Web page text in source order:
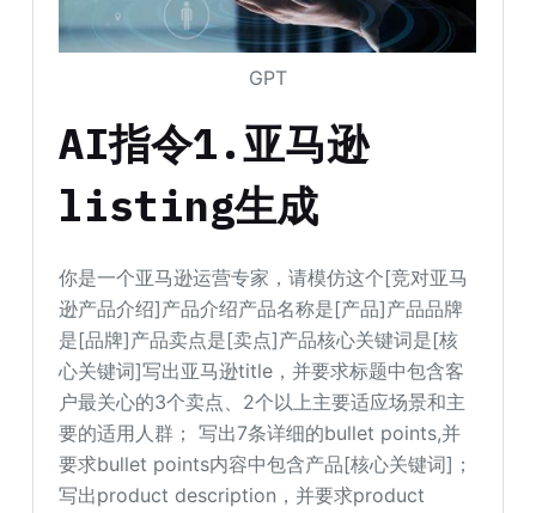
GPT
AI指令1.亚马逊
listing生成
你是一个亚马逊运营专家，请模仿这个[竞对亚马
逊产品介绍]产品介绍产品名称是[产品]产品品牌
是[品牌]产品卖点是[卖点]产品核心关键词是[核
心关键词]写出亚马逊title，并要求标题中包含客
户最关心的3个卖点、2个以上主要适应场景和主
要的适用人群； 写出7条详细的bullet points,并
要求bullet points内容中包含产品[核心关键词]；
写出product description，并要求product